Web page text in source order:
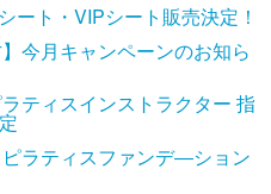
ート・VIPシート販売決定！
今月キャンペーンのお知ら
ティスインストラクター 指
ラティスファンデ―ション